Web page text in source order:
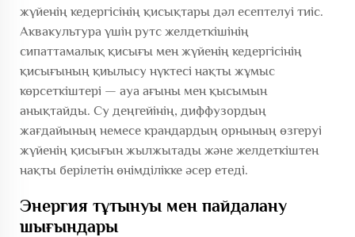
жүйенің кедергісінің қисықтары дәл есептелуі тиіс.
Аквакультура үшін рутс желдеткішінің
сипаттамалық қисығы мен жүйенің кедергісінің
қисығының қиылысу нүктесі нақты жұмыс
көрсеткіштері — ауа ағыны мен қысымын
анықтайды. Су деңгейінің, диффузордың
жағдайының немесе крандардың орнының өзгеруі
жүйенің қисығын жылжытады және желдеткіштен
нақты берілетін өнімділікке әсер етеді.
Энергия тұтынуы мен пайдалану
шығындары